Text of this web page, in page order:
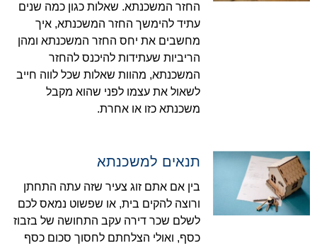
החזר המשכנתא. שאלות כגון כמה שנים
עתיד להימשך החזר המשכנתא, איך
מחשבים את יחס החזר המשכנתא ומהן
הריביות שעתידות להיכנס להחזר
המשכנתא, מהוות שאלות שכל לווה חייב
לשאול את עצמו לפני שהוא מקבל
משכנתא כזו או אחרת.
תנאים למשכנתא
בין אם אתם זוג צעיר שזה עתה התחתן
ורוצה להקים בית, או שפשוט נמאס לכם
לשלם שכר דירה עקב התחושה של בזבוז
כסף, ואולי הצלחתם לחסוך סכום כסף